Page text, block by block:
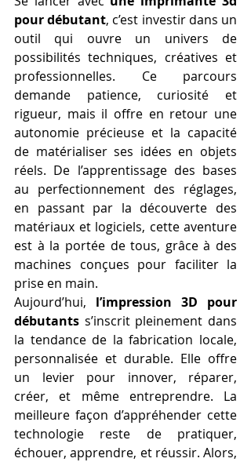
pour débutant, c’est investir dans un
outil qui ouvre un univers de
possibilités techniques, créatives et
professionnelles. Ce parcours
demande patience, curiosité et
rigueur, mais il offre en retour une
autonomie précieuse et la capacité
de matérialiser ses idées en objets
réels. De l’apprentissage des bases
au perfectionnement des réglages,
en passant par la découverte des
matériaux et logiciels, cette aventure
est à la portée de tous, grâce à des
machines conçues pour faciliter la
prise en main.
Aujourd’hui, l’impression 3D pour
débutants s’inscrit pleinement dans
la tendance de la fabrication locale,
personnalisée et durable. Elle offre
un levier pour innover, réparer,
créer, et même entreprendre. La
meilleure façon d’appréhender cette
technologie reste de pratiquer,
échouer, apprendre, et réussir. Alors,